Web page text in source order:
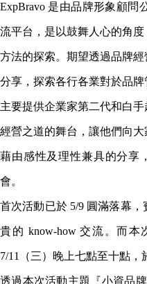
ExpBravo 是由品牌形象顧問
流平台，是以鼓舞人心的角
方法的探索。期望透過品牌
分享，探索各行各業對於品牌
主要提供企業家第二代和白
經營之道的舞台，讓他們向
藉由感性及理性兼具的分享
會。
首次活動已於 5/9 圓滿落幕
貴的 know-how 交流。而
7/11（三）晚上七點至十點，
透過本次活動主題『小資品